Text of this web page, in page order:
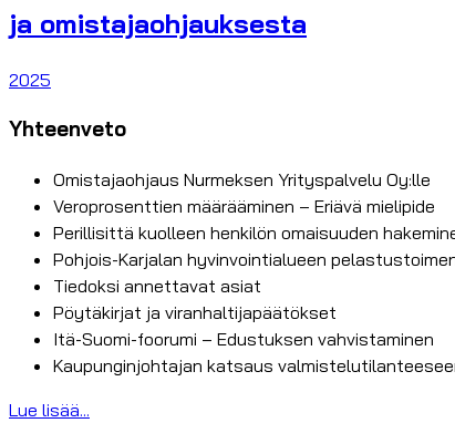
ja omistajaohjauksesta
2025
Yhteenveto
Omistajaohjaus Nurmeksen Yrityspalvelu Oy:lle
Veroprosenttien määrääminen – Eriävä mielipide
Perillisittä kuolleen henkilön omaisuuden
Pohjois-Karjalan hyvinvointialueen
Tiedoksi annettavat asiat
Pöytäkirjat ja viranhaltijapäätökset
Itä-Suomi-foorumi – Edustuksen vahvistaminen
Kaupunginjohtajan katsaus
Lue lisää...